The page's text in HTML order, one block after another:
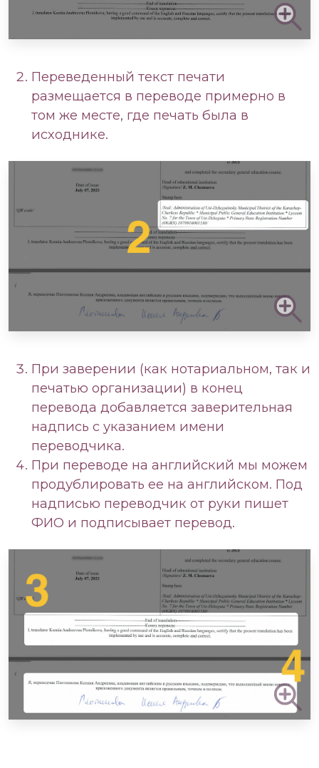
Переведенный текст печати
размещается в переводе примерно в
том же месте, где печать была в
исходнике.
При заверении (как нотариальном, так и
печатью организации) в конец
перевода добавляется заверительная
надпись с указанием имени
переводчика.
При переводе на английский мы можем
продублировать ее на английском. Под
надписью переводчик от руки пишет
ФИО и подписывает перевод.